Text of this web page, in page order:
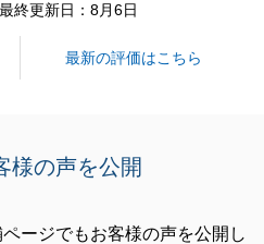
終更新日：8月6日
最新の評価はこちら
様の声を公開
ージでもお客様の声を公開し